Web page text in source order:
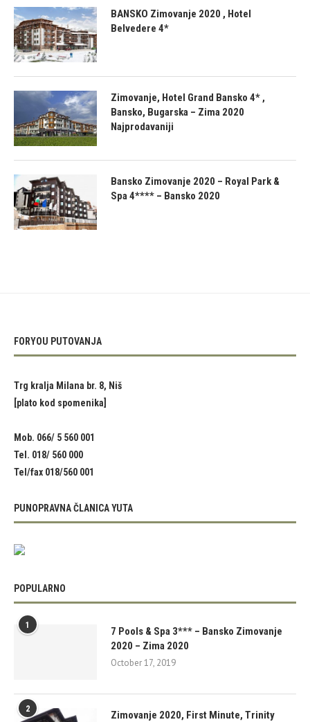
BANSKO Zimovanje 2020 , Hotel
Belvedere 4*
Zimovanje, Hotel Grand Bansko 4* ,
Bansko, Bugarska – Zima 2020
Najprodavaniji
Bansko Zimovanje 2020 – Royal Park &
Spa 4**** – Bansko 2020
FORYOU PUTOVANJA
Trg kralja Milana br. 8, Niš
[plato kod spomenika]
Mob. 066/ 5 560 001
Tel. 018/ 560 000
Tel/fax 018/560 001
PUNOPRAVNA ČLANICA YUTA
POPULARNO
1
7 Pools & Spa 3*** – Bansko Zimovanje
2020 – Zima 2020
October 17, 2019
2
Zimovanje 2020, First Minute, Trinity